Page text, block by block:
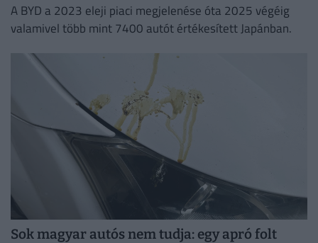
A BYD a 2023 eleji piaci megjelenése óta 2025 végéig
valamivel több mint 7400 autót értékesített Japánban.
Sok magyar autós nem tudja: egy apró folt